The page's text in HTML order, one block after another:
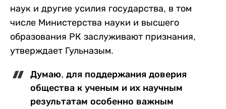
наук и другие усилия государства, в том
числе Министерства науки и высшего
образования РК заслуживают признания,
утверждает Гульназым.
Думаю, для поддержания доверия
общества к ученым и их научным
результатам особенно важным